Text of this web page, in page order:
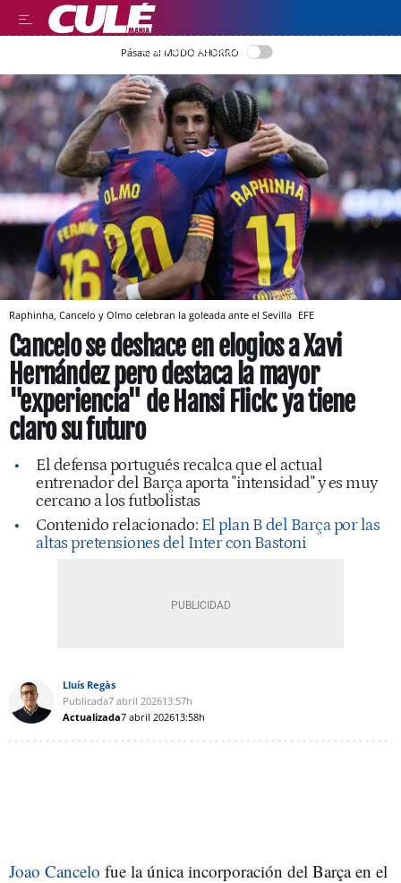
LEER EN CASTELLANO
Pásate al MODO AHORRO
Raphinha, Cancelo y Olmo celebran la goleada ante el Sevilla EFE
Cancelo se deshace en elogios a Xavi
Hernández pero destaca la mayor
"experiencia" de Hansi Flick: ya tiene
claro su futuro
El defensa portugués recalca que el actual
entrenador del Barça aporta "intensidad" y es muy
cercano a los futbolistas
Contenido relacionado: El plan B del Barça por las
altas pretensiones del Inter con Bastoni
Lluís Regàs
Publicada7 abril 202613:57h
Actualizada7 abril 202613:58h
Joao Cancelo fue la única incorporación del Barça en el